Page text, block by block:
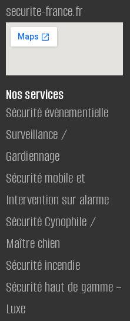
securite-france.fr
Nos services
Sécurité événementielle
Surveillance /
Gardiennage
Sécurité mobile et
Intervention sur alarme
Sécurité Cynophile /
Maître chien
Sécurité incendie
Sécurité haut de gamme –
Luxe